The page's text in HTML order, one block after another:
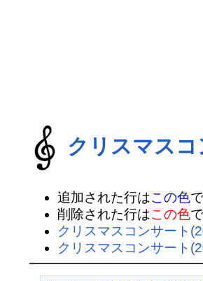
クリスマス
追加された行はこの色
削除された行はこの色
クリスマスコンサート
クリスマスコンサート